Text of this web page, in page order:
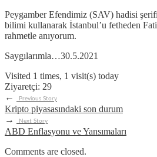
Peygamber Efendimiz (SAV) hadisi
bilimi kullanarak İstanbul’u fetheden
rahmetle anıyorum.
Saygılarımla…30.5.2021
Visited 1 times, 1 visit(s) today
Ziyaretçi: 29
←
Previous Story
Kripto piyasasındaki son durum
→
Next Story
ABD Enflasyonu ve Yansımaları
Comments are closed.